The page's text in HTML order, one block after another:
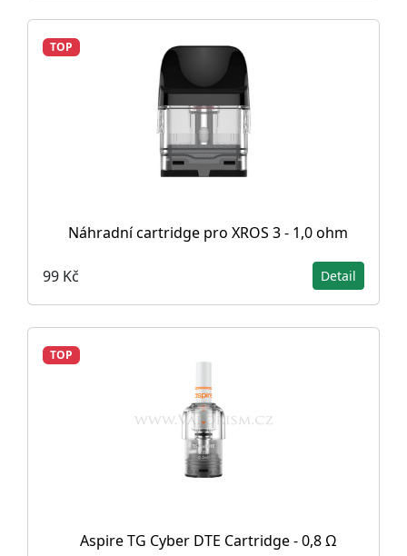
TOP
Náhradní cartridge pro XROS 3 - 1,0 ohm
99 Kč Detail
TOP
Aspire TG Cyber DTE Cartridge - 0,8 Ω